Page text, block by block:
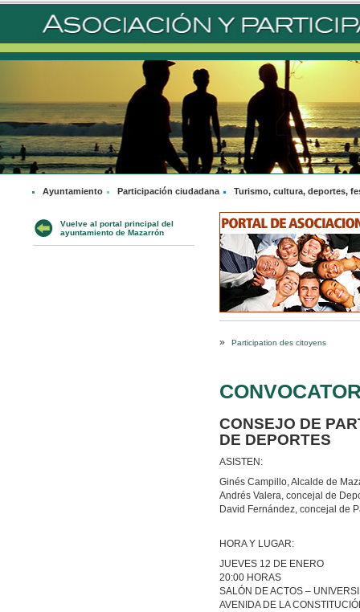
Ayuntamiento Participación ciudadana Turismo, cultura, deportes,
Vuelve al portal principal del
ayuntamiento de Mazarrón
» Participation des citoyens
CONSEJO DE
DE DEPORTES
ASISTEN:
Ginés Campillo, Alcalde de
Andrés Valera, concejal de
David Fernández, concejal de
HORA Y LUGAR:
JUEVES 12 DE ENERO
20:00 HORAS
SALÓN DE ACTOS –
AVENIDA DE LA